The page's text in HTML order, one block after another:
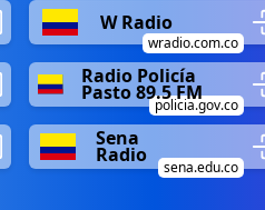
W Radio
wradio.com.co
Radio Policía
Pasto 89.5 FM
policia.gov.co
Sena
Radio
sena.edu.co